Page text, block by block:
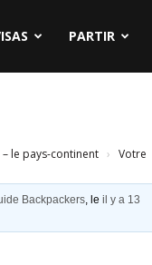
PARTIR
le pays-continent › Votre
Backpackers, leil y a 13